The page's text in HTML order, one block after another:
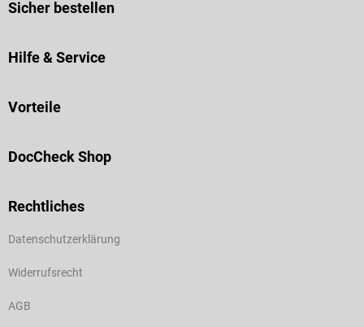
Sicher bestellen
Hilfe & Service
Vorteile
DocCheck Shop
Rechtliches
Datenschutzerklärung
Widerrufsrecht
AGB